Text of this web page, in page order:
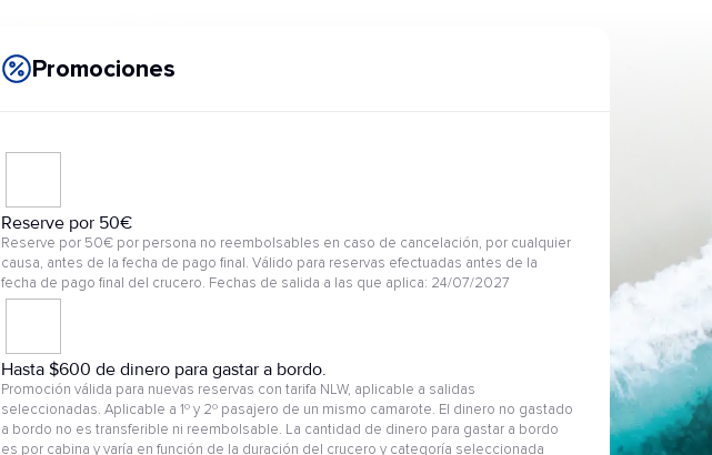
Promociones
Reserve por 50€
Reserve por 50€ por persona no reembolsables en caso de cancelación, por cualquier
causa, antes de la fecha de pago final. Válido para reservas efectuadas antes de la
fecha de pago final del crucero. Fechas de salida a las que aplica: 24/07/2027
Hasta $600 de dinero para gastar a bordo.
Promoción válida para nuevas reservas con tarifa NLW, aplicable a salidas
seleccionadas. Aplicable a 1º y 2º pasajero de un mismo camarote. El dinero no gastado
a bordo no es transferible ni reembolsable. La cantidad de dinero para gastar a bordo
es por cabina y varía en función de la duración del crucero y categoría seleccionada